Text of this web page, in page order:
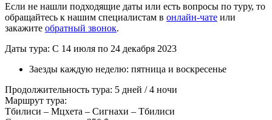
Если не нашли подходящие даты или есть вопросы по туру, то
обращайтесь к нашим специалистам в онлайн-чате или
закажите обратный звонок.
Даты тура: С 14 июля по 24 декабря 2023
Заезды каждую неделю: пятница и воскресенье
Продолжительность тура: 5 дней / 4 ночи
Маршрут тура:
Тбилиси – Мцхета – Сигнахи – Тбилиси